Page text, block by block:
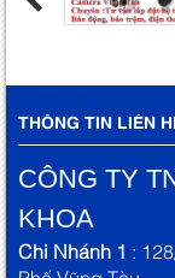
THÔNG TIN LIÊN
CÔNG TY
KHOA
Chi Nhánh 1 :